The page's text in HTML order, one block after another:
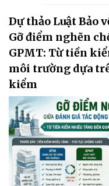
Dự thảo Luật Bảo
Gỡ điểm nghẽn
GPMT: Từ tiền
môi trường dựa
kiểm